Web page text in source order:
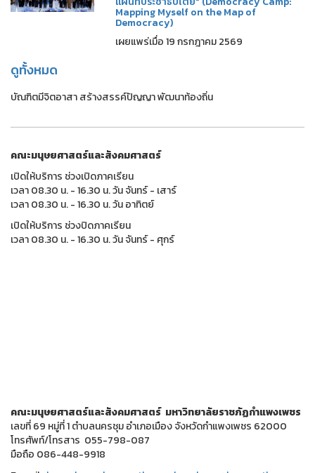
Mapping Myself on the Map of
Democracy)
เผยแพร่เมื่อ 19 กรกฎาคม 2569
ดูทั้งหมด
บัณฑิตมีจิตอาสา สร้างสรรค์ปัญญา พัฒนาท้องถิ่น
คณะมนุษยศาสตร์และสังคมศาสตร์
เปิดให้บริการ ช่วงเปิดภาคเรียน
เวลา 08.30 น. - 16.30 น. วัน จันทร์ - เสาร์
เวลา 08.30 น. - 16.30 น. วัน อาทิตย์
เปิดให้บริการ ช่วงปิดภาคเรียน
เวลา 08.30 น. - 16.30 น. วัน จันทร์ - ศุกร์
คณะมนุษยศาสตร์และสังคมศาสตร์ มหาวิทยาลัยราชภัฏกำแพงเพชร
เลขที่ 69 หมู่ที่ 1 ตำบลนครชุม อำเภอเมือง จังหวัดกำแพงเพชร 62000
โทรศัพท์/โทรสาร 055-798-087
มือถือ 086-448-9918